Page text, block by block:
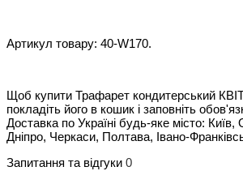
Артикул товару: 40-W170.
Щоб купити Трафарет кондитерський
покладіть його в кошик і заповніть
Доставка по Україні будь-яке місто: Київ,
Дніпро, Черкаси, Полтава, Івано-
Запитання та відгуки 0